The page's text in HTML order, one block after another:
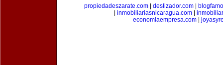
propiedadeszarate.com| deslizador.com|
inmobiliariasnicaragua.com
economiaempresa.com|